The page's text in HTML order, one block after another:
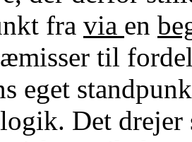
fra via en
til
eget
Det drejer